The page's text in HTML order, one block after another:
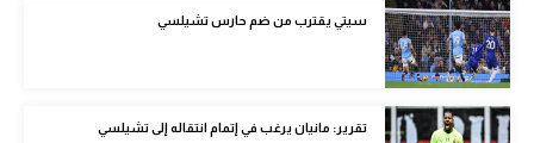
كرة طائرة
الوطن العربي
في المونديال
سيتي يقترب من ضم حارس تشيلسي
تقرير: مانيان يرغب في إتمام انتقاله إلى تشيلسي